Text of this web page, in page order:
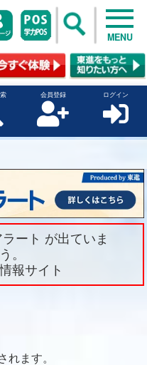
MENU
会員登録 ログイン
ート が出ていま
。
報サイト
れます。